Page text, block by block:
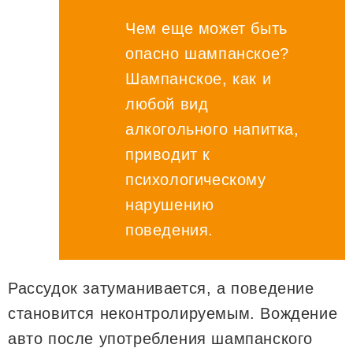
Чем еще может быть
опасно шампанское?
Шампанское, как и
любой вид
алкогольного напитка,
приводит к
психологическому
нарушению
поведения.
Рассудок затуманивается, а поведение
становится неконтролируемым. Вождение
авто после употребления шампанского